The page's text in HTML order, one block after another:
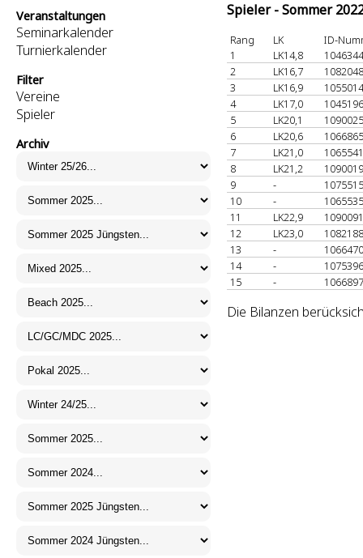
Veranstaltungen
Seminarkalender
Turnierkalender
Filter
Vereine
Spieler
Archiv
Spieler - Sommer
Rang LK
ID-
1
LK14,8
2
LK16,7
3
LK16,9
4
LK17,0
5
LK20,1
6
LK20,6
7
LK21,0
8
LK21,2
9
-
10
-
11
LK22,9
12
LK23,0
13
-
14
-
15
-
Die Bilanzen